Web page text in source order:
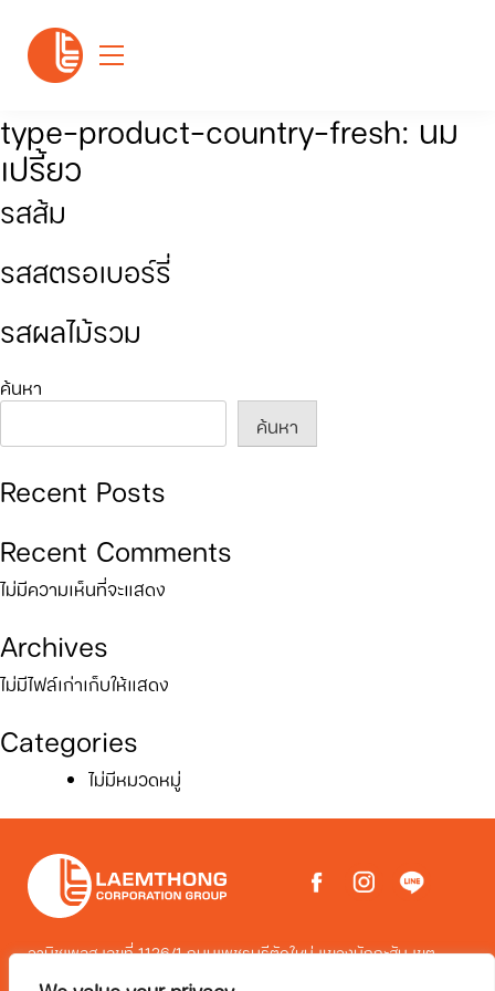
type-product-country-fresh: นม
เปรี้ยว
รสส้ม
รสสตรอเบอร์รี่
รสผลไม้รวม
ค้นหา
ค้นหา
Recent Posts
Recent Comments
ไม่มีความเห็นที่จะแสดง
Archives
ไม่มีไฟล์เก่าเก็บให้แสดง
Categories
ไม่มีหมวดหมู่
วานิชเพลส เลขที่ 1126/1 ถนนเพชรบุรีตัดใหม่ แขวงมักกะสัน เขต